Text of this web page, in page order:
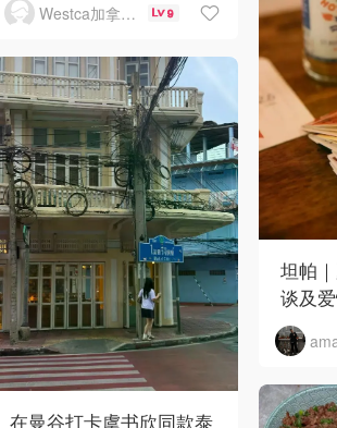
Westca加拿大生活 9
坦帕
谈及
在曼谷打卡虞书欣同款泰